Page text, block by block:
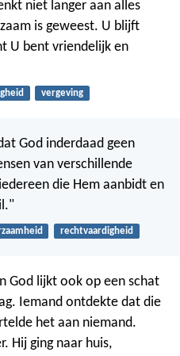
niet langer aan alles
is geweest. U blijft
U bent vriendelijk en
vergeving
God inderdaad geen
van verschillende
die Hem aanbidt en
rechtvaardigheid
God lijkt ook op een schat
Iemand ontdekte dat die
het aan niemand.
Hij ging naar huis,